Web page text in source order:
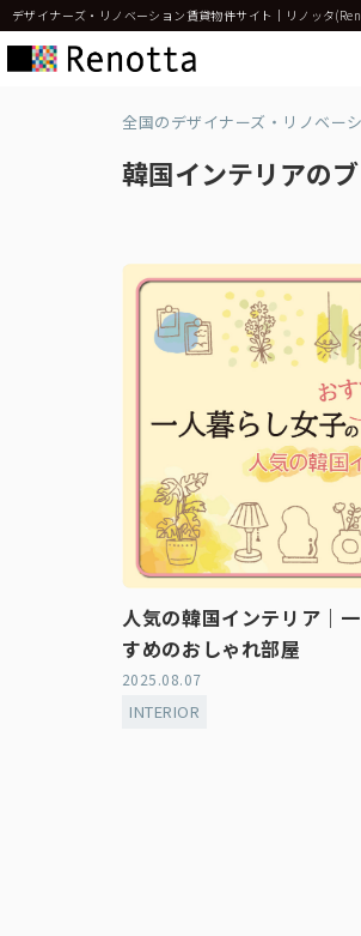
デザイナーズ・リノベーション賃貸物件サイト｜リノッタ
全国のデザイナーズ・リノベー
韓国インテリアの
人気の韓国インテリア｜
すめのおしゃれ部屋
2025.08.07
INTERIOR